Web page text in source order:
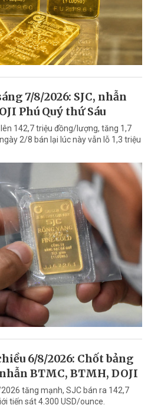
7/8/2026: SJC, nhẫn
Phú Quý thứ Sáu
142,7 triệu đồng/lượng, tăng 1,7
2/8 bán lại lúc này vẫn lỗ 1,3 triệu
6/8/2026: Chốt bảng
BTMC, BTMH, DOJI
tăng mạnh, SJC bán ra 142,7
tiến sát 4.300 USD/ounce.